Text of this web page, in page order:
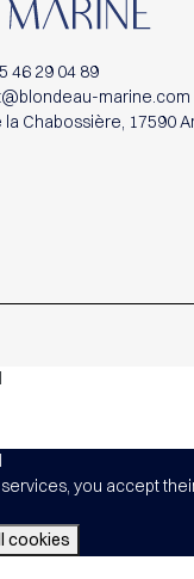
46 29 04 89
marine.com
la Chabossière, 17590
you accept
cookies